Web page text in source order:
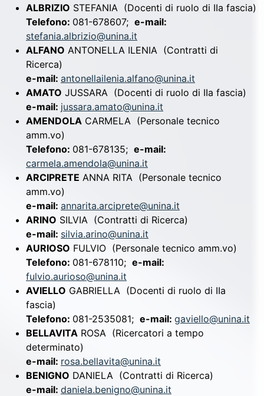
ALBRIZIO STEFANIA (Docenti di ruolo di IIa fascia)
Telefono: 081-678607; e-mail:
stefania.albrizio@unina.it
ALFANO ANTONELLA ILENIA (Contratti di
Ricerca)
e-mail: antonellailenia.alfano@unina.it
AMATO JUSSARA (Docenti di ruolo di IIa fascia)
e-mail: jussara.amato@unina.it
AMENDOLA CARMELA (Personale tecnico
amm.vo)
Telefono: 081-678135; e-mail:
carmela.amendola@unina.it
ARCIPRETE ANNA RITA (Personale tecnico
amm.vo)
e-mail: annarita.arciprete@unina.it
ARINO SILVIA (Contratti di Ricerca)
e-mail: silvia.arino@unina.it
AURIOSO FULVIO (Personale tecnico amm.vo)
Telefono: 081-678110; e-mail:
fulvio.aurioso@unina.it
AVIELLO GABRIELLA (Docenti di ruolo di IIa
fascia)
Telefono: 081-2535081; e-mail: gaviello@unina.it
BELLAVITA ROSA (Ricercatori a tempo
determinato)
e-mail: rosa.bellavita@unina.it
BENIGNO DANIELA (Contratti di Ricerca)
e-mail: daniela.benigno@unina.it